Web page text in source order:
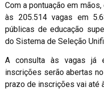
Com a pontuação em
às 205.514 vagas em
públicas de educação
do Sistema de Seleção
A consulta às vagas já
inscrições serão abertas
prazo de inscrições vai até